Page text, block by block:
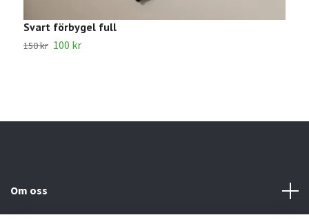
Svart förbygel full
150 kr 100 kr
Om oss